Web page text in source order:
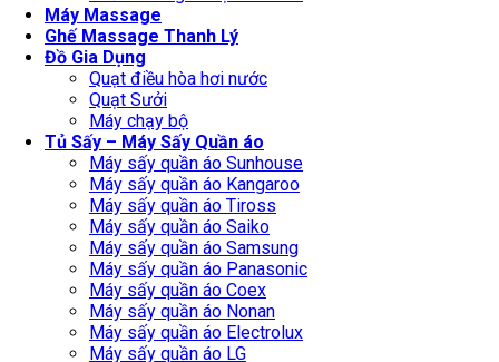
Máy Massage
Ghế Massage Thanh Lý
Đồ Gia Dụng
Quạt điều hòa hơi nước
Quạt Sưởi
Máy chạy bộ
Tủ Sấy – Máy Sấy Quần áo
Máy sấy quần áo Sunhouse
Máy sấy quần áo Kangaroo
Máy sấy quần áo Tiross
Máy sấy quần áo Saiko
Máy sấy quần áo Samsung
Máy sấy quần áo Panasonic
Máy sấy quần áo Coex
Máy sấy quần áo Nonan
Máy sấy quần áo Electrolux
Máy sấy quần áo LG